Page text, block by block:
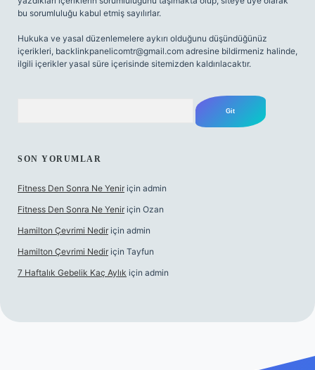
bu sorumluluğu kabul etmiş sayılırlar.
Hukuka ve yasal düzenlemelere aykırı olduğunu düşündüğünüz
içerikleri, backlinkpanelicomtr@gmail.com adresine bildirmeniz halinde,
ilgili içerikler yasal süre içerisinde sitemizden kaldırılacaktır.
SON YORUMLAR
Fitness Den Sonra Ne Yenir için admin
Fitness Den Sonra Ne Yenir için Ozan
Hamilton Çevrimi Nedir için admin
Hamilton Çevrimi Nedir için Tayfun
7 Haftalık Gebelik Kaç Aylık için admin